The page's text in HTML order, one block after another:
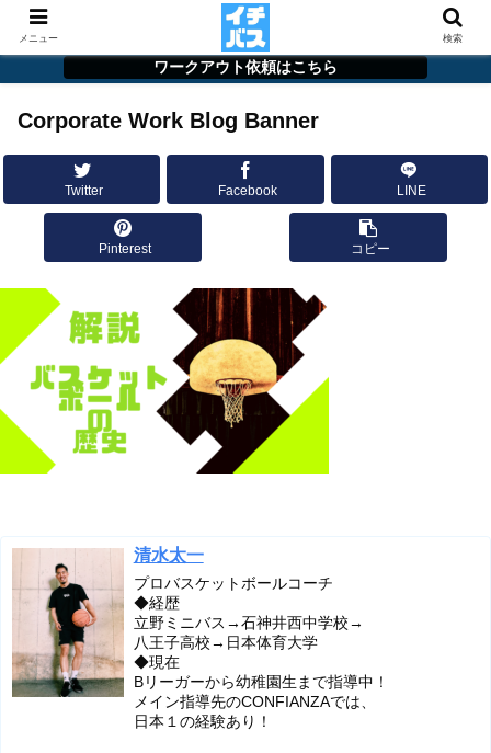
ワークアウト依頼はこちら
Corporate Work Blog Banner
Twitter Facebook LINE
Pinterest コピー
清水太一
プロバスケットボールコーチ
◆経歴
立野ミニバス→石神井西中学校→
八王子高校→日本体育大学
◆現在
Bリーガーから幼稚園生まで指導中！
メイン指導先のCONFIANZAでは、
日本１の経験あり！
メニュー 検索